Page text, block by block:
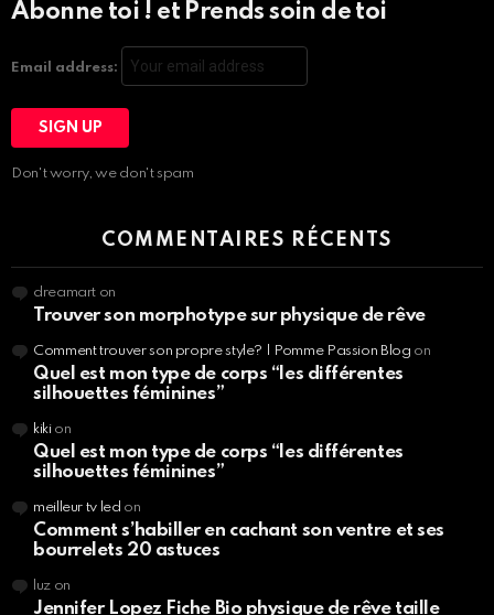
Abonne toi ! et Prends soin de toi
Email address:
Don't worry, we don't spam
COMMENTAIRES RÉCENTS
dreamart on
Trouver son morphotype sur physique de rêve
Comment trouver son propre style? | Pomme Passion Blog on
Quel est mon type de corps “les différentes
silhouettes féminines”
kikion
Quel est mon type de corps “les différentes
silhouettes féminines”
meilleur tv led on
Comment s’habiller en cachant son ventre et ses
bourrelets 20 astuces
luzon
Jennifer Lopez Fiche Bio physique de rêve taille